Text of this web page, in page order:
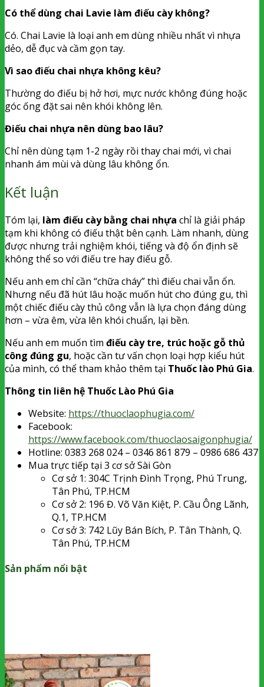
Có thể dùng chai Lavie làm điếu cày không?
Có. Chai Lavie là loại anh em dùng nhiều nhất vì nhựa
dẻo, dễ đục và cầm gọn tay.
Vì sao điếu chai nhựa không kêu?
Thường do điếu bị hở hơi, mực nước không đúng hoặc
góc ống đặt sai nên khói không lên.
Điếu chai nhựa nên dùng bao lâu?
Chỉ nên dùng tạm 1-2 ngày rồi thay chai mới, vì chai
nhanh ám mùi và dùng lâu không ổn.
Kết luận
Tóm lại, làm điếu cày bằng chai nhựa chỉ là giải pháp
tạm khi không có điếu thật bên cạnh. Làm nhanh, dùng
được nhưng trải nghiệm khói, tiếng và độ ổn định sẽ
không thể so với điếu tre hay điếu gỗ.
Nếu anh em chỉ cần “chữa cháy” thì điếu chai vẫn ổn.
Nhưng nếu đã hút lâu hoặc muốn hút cho đúng gu, thì
một chiếc điếu cày thủ công vẫn là lựa chọn đáng dùng
hơn – vừa êm, vừa lên khói chuẩn, lại bền.
Nếu anh em muốn tìm điếu cày tre, trúc hoặc gỗ thủ
công đúng gu, hoặc cần tư vấn chọn loại hợp kiểu hút
của mình, có thể tham khảo thêm tại Thuốc lào Phú Gia.
Thông tin liên hệ Thuốc Lào Phú Gia
Website: https://thuoclaophugia.com/
Facebook:
https://www.facebook.com/thuoclaosaigonphugia/
Hotline: 0383 268 024 – 0346 861 879 – 0986 686 437
Mua trực tiếp tại 3 cơ sở Sài Gòn
Cơ sở 1: 304C Trịnh Đình Trọng, Phú Trung,
Tân Phú, TP.HCM
Cơ sở 2: 196 Đ. Võ Văn Kiệt, P. Cầu Ông Lãnh,
Q.1, TP.HCM
Cơ sở 3: 742 Lũy Bán Bích, P. Tân Thành, Q.
Tân Phú, TP.HCM
Sản phẩm nổi bật